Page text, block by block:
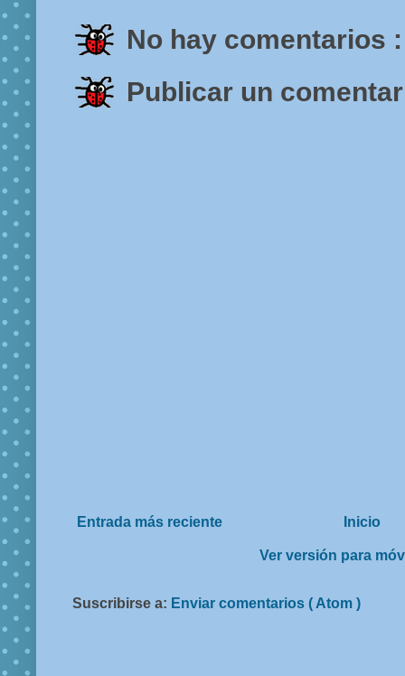
No hay comentarios :
Publicar un
Entrada más reciente Inicio
Ver versión para
Suscribirse a: Enviar comentarios ( Atom )